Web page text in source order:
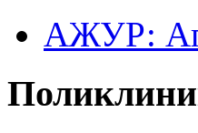
АЖУР: